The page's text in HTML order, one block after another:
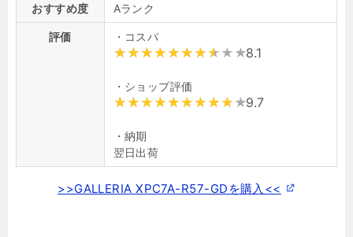
おすすめ度 Aランク
評価 ・コスパ
8.1
・ショップ評価
9.7
・納期
翌日出荷
>>GALLERIA XPC7A-R57-GDを購入<<